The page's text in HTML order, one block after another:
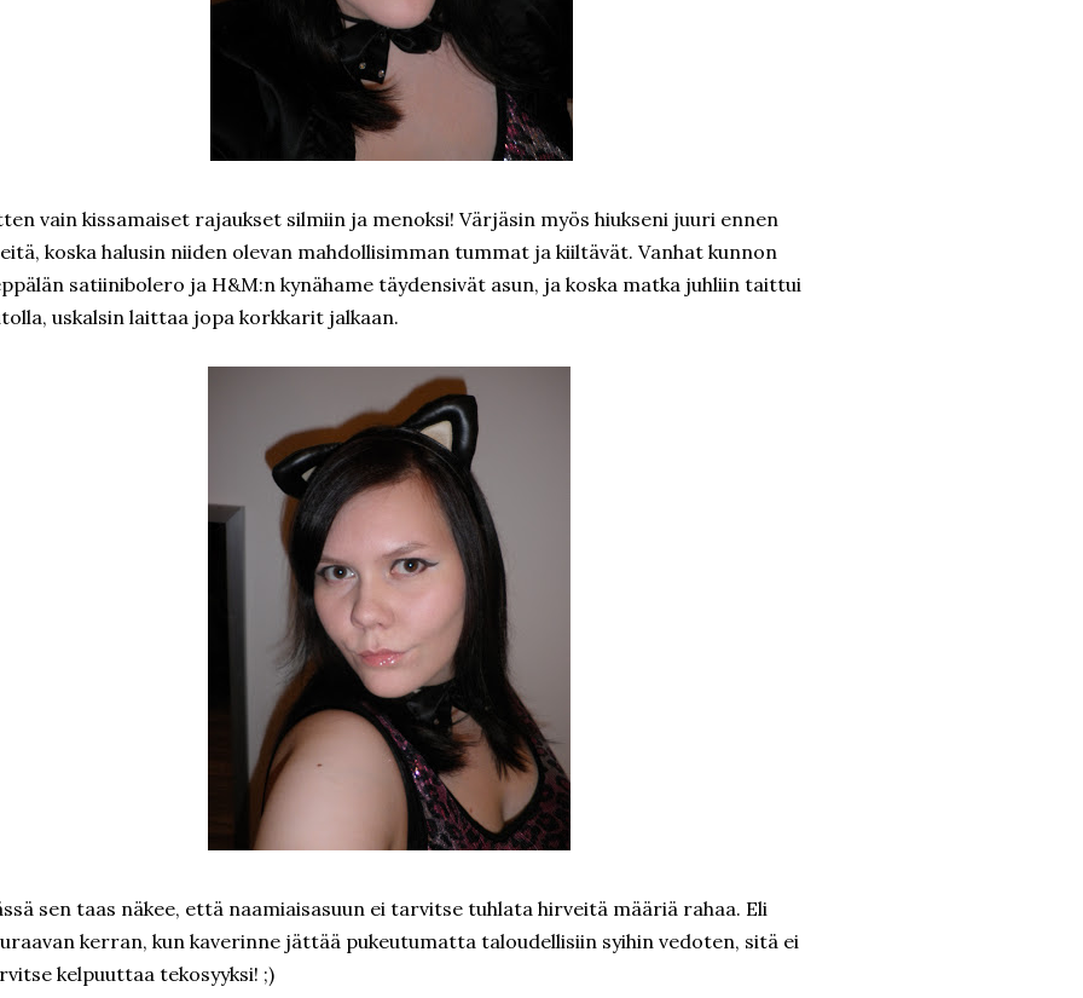
vain kissamaiset rajaukset silmiin ja menoksi! Värjäsin myös hiukseni juuri ennen
koska halusin niiden olevan mahdollisimman tummat ja kiiltävät. Vanhat kunnon
satiinibolero ja H&M:n kynähame täydensivät asun, ja koska matka juhliin taittui
uskalsin laittaa jopa korkkarit jalkaan.
sen taas näkee, että naamiaisasuun ei tarvitse tuhlata hirveitä määriä rahaa. Eli
kerran, kun kaverinne jättää pukeutumatta taloudellisiin syihin vedoten, sitä ei
kelpuuttaa tekosyyksi! ;)